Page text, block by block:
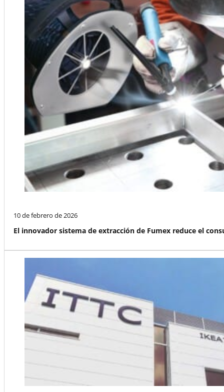
10 de febrero de 2026
El innovador sistema de extracción de Fumex reduce el